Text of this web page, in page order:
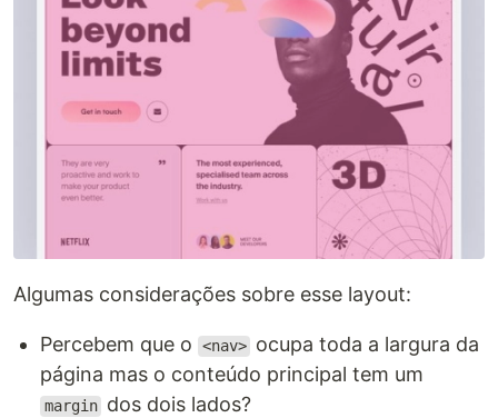
Algumas considerações sobre esse layout:
Percebem que o <nav> ocupa toda a largura da
página mas o conteúdo principal tem um
margin dos dois lados?